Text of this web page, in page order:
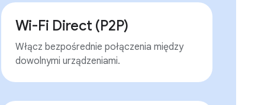
Wi-Fi Direct (P2P)
Włącz bezpośrednie połączenia między
dowolnymi urządzeniami.